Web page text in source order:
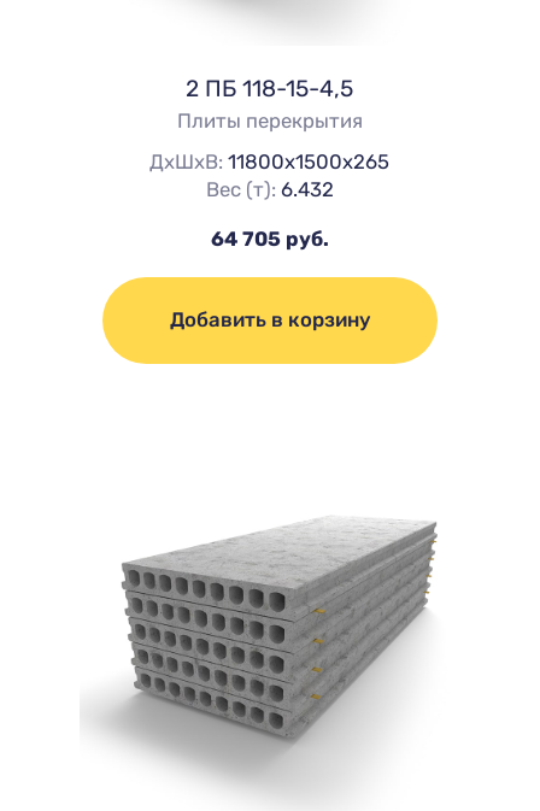
2 ПБ 118-15-4,5
Плиты перекрытия
ДхШхВ:11800х1500х265
Вес (т): 6.432
64 705 руб.
Добавить в корзину